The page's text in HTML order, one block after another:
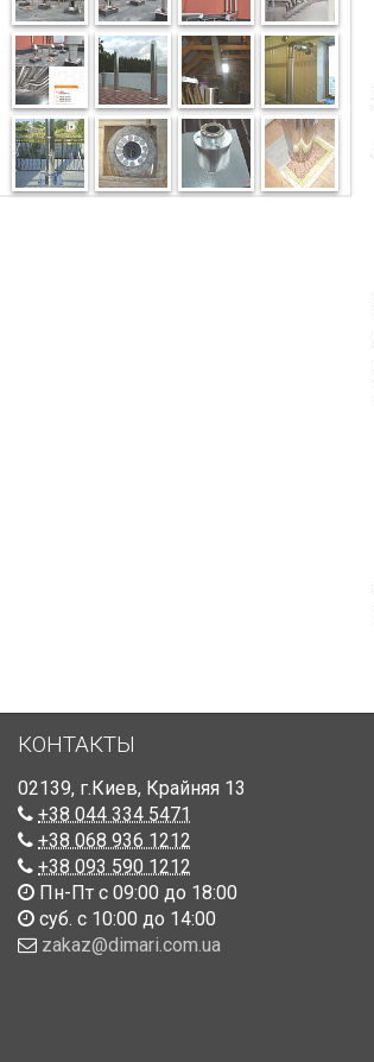
КОНТАКТЫ
02139, г.Киев, Крайняя 13
+38 044 334 5471
+38 068 936 1212
+38 093 590 1212
Пн-Пт с 09:00 до 18:00
суб. с 10:00 до 14:00
zakaz@dimari.com.ua